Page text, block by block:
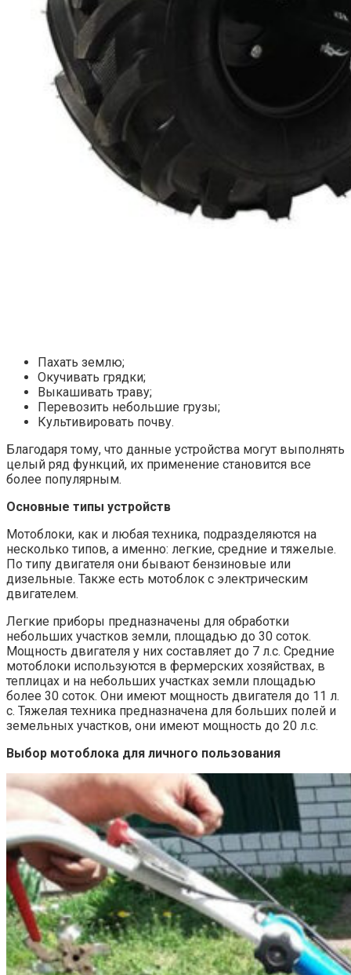
Пахать землю;
Окучивать грядки;
Выкашивать траву;
Перевозить небольшие грузы;
Культивировать почву.
Благодаря тому, что данные устройства могут выполнять
целый ряд функций, их применение становится все
более популярным.
Основные типы устройств
Мотоблоки, как и любая техника, подразделяются на
несколько типов, а именно: легкие, средние и тяжелые.
По типу двигателя они бывают бензиновые или
дизельные. Также есть мотоблок с электрическим
двигателем.
Легкие приборы предназначены для обработки
небольших участков земли, площадью до 30 соток.
Мощность двигателя у них составляет до 7 л.с. Средние
мотоблоки используются в фермерских хозяйствах, в
теплицах и на небольших участках земли площадью
более 30 соток. Они имеют мощность двигателя до 11 л.
с. Тяжелая техника предназначена для больших полей и
земельных участков, они имеют мощность до 20 л.с.
Выбор мотоблока для личного пользования